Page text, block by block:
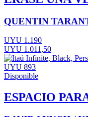
QUENTIN
UYU 1.190
UYU 1.011,50
UYU 893
Disponible
ESPACIO